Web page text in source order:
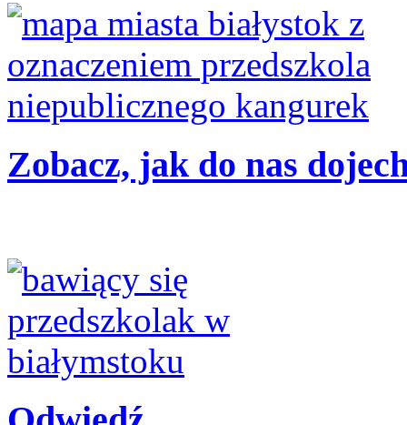
Zobacz, jak do nas